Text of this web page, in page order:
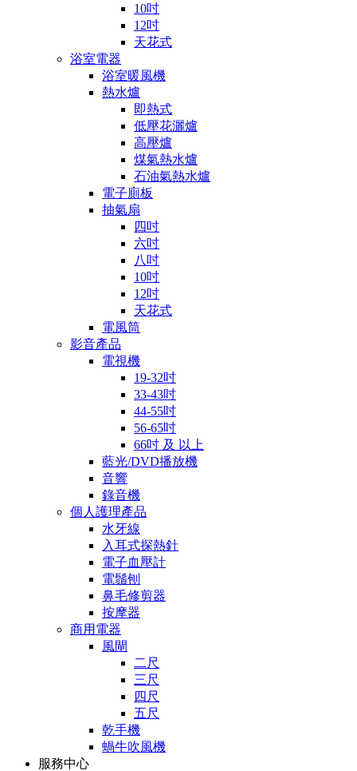
10吋
12吋
天花式
浴室電器
浴室暖風機
熱水爐
即熱式
低壓花灑爐
高壓爐
煤氣熱水爐
石油氣熱水爐
電子廁板
抽氣扇
四吋
六吋
八吋
10吋
12吋
天花式
電風筒
影音產品
電視機
19-32吋
33-43吋
44-55吋
56-65吋
66吋 及 以上
藍光/DVD播放機
音響
錄音機
個人護理產品
水牙線
入耳式探熱針
電子血壓計
電鬚刨
鼻毛修剪器
按摩器
商用電器
風閘
二尺
三尺
四尺
五尺
乾手機
蝸牛吹風機
服務中心